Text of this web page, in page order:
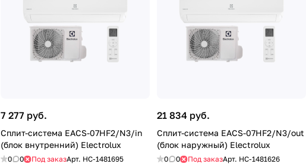
7 277 руб.
Сплит-система EACS-07HF2/N3/in
(блок внутренний) Electrolux
0 0 Под заказАрт. HC-1481695
21 834 руб.
Сплит-система EACS-07HF2/N3/out
(блок наружный) Electrolux
0 0 Под заказАрт. HC-1481626